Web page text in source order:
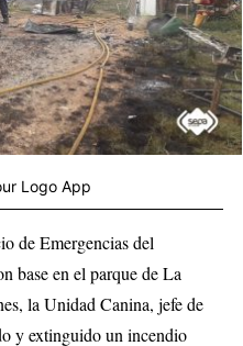
Logo App
de Emergencias del
base en el parque de La
la Unidad Canina, jefe de
y extinguido un incendio